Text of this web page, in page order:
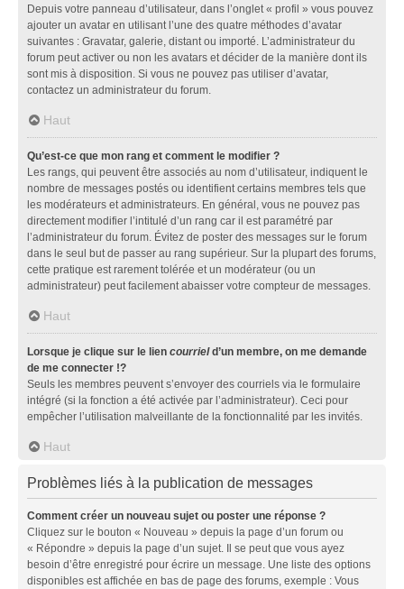
Depuis votre panneau d’utilisateur, dans l’onglet « profil » vous pouvez
ajouter un avatar en utilisant l’une des quatre méthodes d’avatar
suivantes : Gravatar, galerie, distant ou importé. L’administrateur du
forum peut activer ou non les avatars et décider de la manière dont ils
sont mis à disposition. Si vous ne pouvez pas utiliser d’avatar,
contactez un administrateur du forum.
Haut
Qu’est-ce que mon rang et comment le modifier ?
Les rangs, qui peuvent être associés au nom d’utilisateur, indiquent le
nombre de messages postés ou identifient certains membres tels que
les modérateurs et administrateurs. En général, vous ne pouvez pas
directement modifier l’intitulé d’un rang car il est paramétré par
l’administrateur du forum. Évitez de poster des messages sur le forum
dans le seul but de passer au rang supérieur. Sur la plupart des forums,
cette pratique est rarement tolérée et un modérateur (ou un
administrateur) peut facilement abaisser votre compteur de messages.
Haut
Lorsque je clique sur le lien courrield’un membre, on me demande
de me connecter !?
Seuls les membres peuvent s’envoyer des courriels via le formulaire
intégré (si la fonction a été activée par l’administrateur). Ceci pour
empêcher l’utilisation malveillante de la fonctionnalité par les invités.
Haut
Problèmes liés à la publication de messages
Comment créer un nouveau sujet ou poster une réponse ?
Cliquez sur le bouton « Nouveau » depuis la page d’un forum ou
« Répondre » depuis la page d’un sujet. Il se peut que vous ayez
besoin d’être enregistré pour écrire un message. Une liste des options
disponibles est affichée en bas de page des forums, exemple : Vous